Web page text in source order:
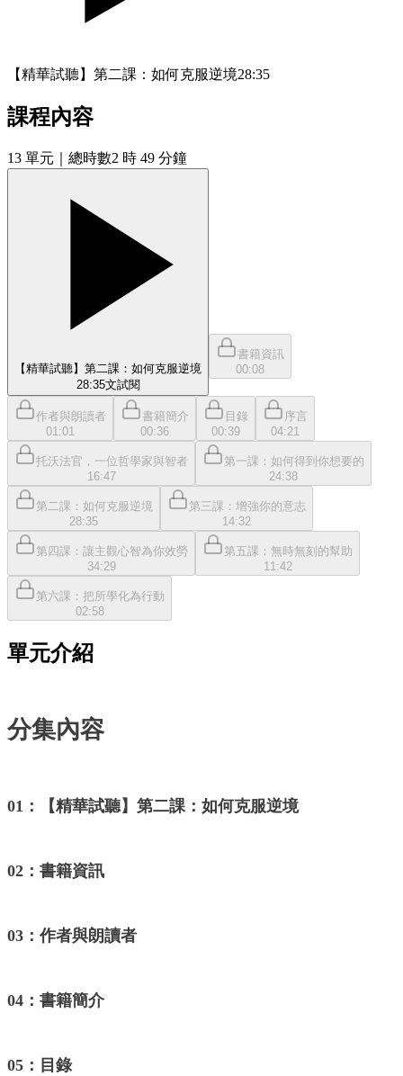
【精華試聽】第二課：如何克服逆境28:35
課程內容
13 單元 ｜總時數2 時 49 分鐘
【精華試聽】第二課：如何克服逆境
28:35文試閱
書籍資訊
00:08
作者與朗讀者
01:01
書籍簡介
00:36
目錄
00:39
序言
04:21
托沃法官，一位哲學家與智者
16:47
第一課：如何得到你想要的
24:38
第二課：如何克服逆境
28:35
第三課：增強你的意志
14:32
第四課：讓主觀心智為你效勞
34:29
第五課：無時無刻的幫助
11:42
第六課：把所學化為行動
02:58
單元介紹
分集內容
01：【精華試聽】第二課：如何克服逆境
02：書籍資訊
03：作者與朗讀者
04：書籍簡介
05：目錄